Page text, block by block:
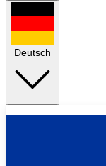
Deutsch